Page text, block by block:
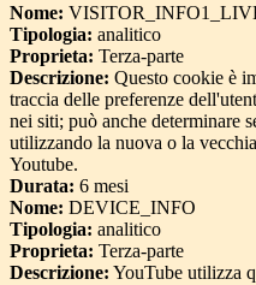
Nome:
Tipologia: analitico
Proprieta: Terza-parte
Descrizione: Questo cookie è
traccia delle preferenze
nei siti; può anche determinare
utilizzando la nuova o la
Youtube.
Durata: 6 mesi
Nome: DEVICE_INFO
Tipologia: analitico
Proprieta: Terza-parte
Descrizione: YouTube utilizza